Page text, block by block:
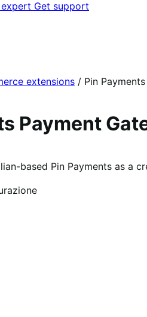
Get support
extensions / Pin
Payment
based Pin Payments as a